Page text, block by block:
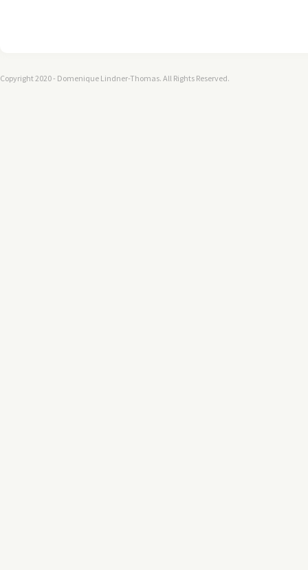
Copyright 2020 - Domenique Lindner-Thomas. All Rights Reserved.